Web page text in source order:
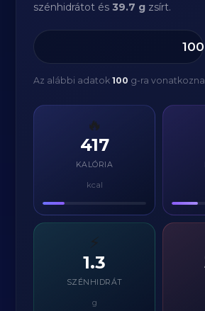
szénhidrátot és39.7 g zsírt.
Az alábbi adatok100 g-ra
🔥
417
KALÓRIA
kcal
⚡
1.3
SZÉNHIDRÁT
g